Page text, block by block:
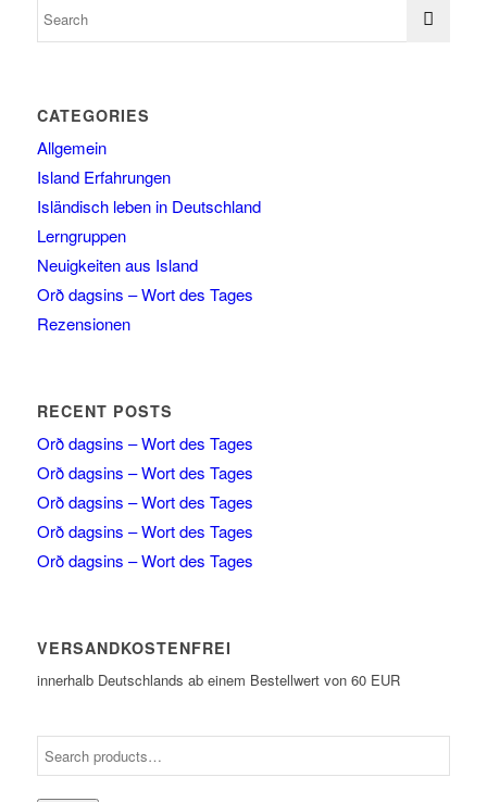
CATEGORIES
Allgemein
Island Erfahrungen
Isländisch leben in Deutschland
Lerngruppen
Neuigkeiten aus Island
Orð dagsins – Wort des Tages
Rezensionen
RECENT POSTS
Orð dagsins – Wort des Tages
Orð dagsins – Wort des Tages
Orð dagsins – Wort des Tages
Orð dagsins – Wort des Tages
Orð dagsins – Wort des Tages
VERSANDKOSTENFREI
innerhalb Deutschlands ab einem Bestellwert von 60 EUR